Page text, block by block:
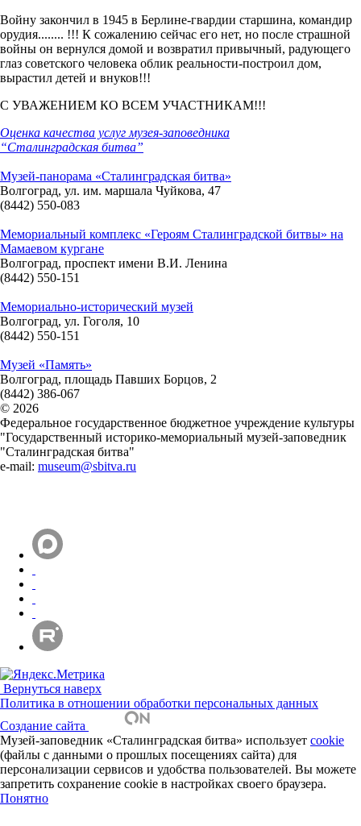
Войну закончил в 1945 в Берлине-гвардии старшина, командир
орудия........ !!! К сожалению сейчас его нет, но после страшной
войны он вернулся домой и возвратил привычный, радующего
глаз советского человека облик реальности-построил дом,
вырастил детей и внуков!!!
С УВАЖЕНИЕМ КО ВСЕМ УЧАСТНИКАМ!!!
Оценка качества услуг музея-заповедника
“Сталинградская битва”
Музей-панорама «Сталинградская битва»
Волгоград, ул. им. маршала Чуйкова, 47
(8442) 550-083
Мемориальный комплекс «Героям Сталинградской битвы» на
Мамаевом кургане
Волгоград, проспект имени В.И. Ленина
(8442) 550-151
Мемориально-исторический музей
Волгоград, ул. Гоголя, 10
(8442) 550-151
Музей «Память»
Волгоград, площадь Павших Борцов, 2
(8442) 386-067
© 2026
Федеральное государственное бюджетное учреждение культуры
"Государственный историко-мемориальный музей-заповедник
"Сталинградская битва"
e-mail: museum@sbitva.ru
Вернуться наверх
Политика в отношении обработки персональных данных
Создание сайта
Музей-заповедник «Сталинградская битва» использует cookie
(файлы с данными о прошлых посещениях сайта) для
персонализации сервисов и удобства пользователей. Вы можете
запретить сохранение cookie в настройках своего браузера.
Понятно